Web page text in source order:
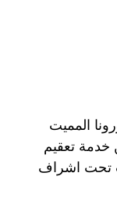
المميت
خدمة تعقيم
تحت اشراف